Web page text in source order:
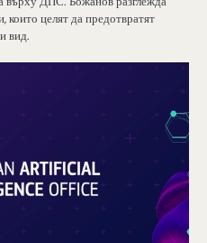
които целят да предотвратят
вид.